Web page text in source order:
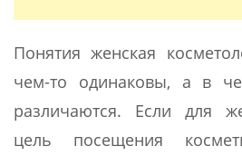
Понятия женская
чем-то одинаковы, а в
различаются. Если для
цель посещения